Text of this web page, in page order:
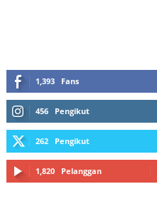
1,393 Fans
456 Pengikut
262 Pengikut
1,820 Pelanggan